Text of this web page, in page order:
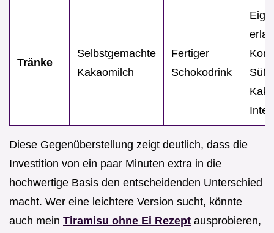
Tränke
Selbstgemachte
Kakaomilch
Fertiger
Schokodrink
Diese Gegenüberstellung zeigt deutlich, dass die
Investition von ein paar Minuten extra in die
hochwertige Basis den entscheidenden Unterschied
macht. Wer eine leichtere Version sucht, könnte
auch mein Tiramisu ohne Ei Rezept ausprobieren,